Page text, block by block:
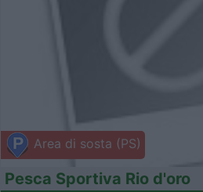
Area di sosta (PS)
Pesca Sportiva Rio d'oro